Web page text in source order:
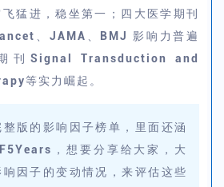
猛进，稳坐第一；四大医学期刊
、JAMA、BMJ 影响力普遍
刊Signal Transduction and
等实力崛起。
版的影响因子榜单，里面还涵
，想要分享给大家，大
因子的变动情况，来评估这些